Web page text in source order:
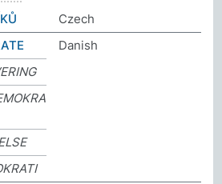
Czech
Danish